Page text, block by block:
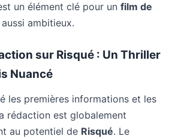
un élément clé pour un film de
aussi ambitieux.
sur Risqué : Un Thriller
Nuancé
les premières informations et les
rédaction est globalement
au potentiel de Risqué. Le